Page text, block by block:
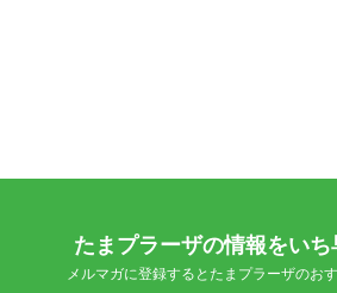
たまプラーザの情報をい
メルマガに登録するとたまプラーザのお